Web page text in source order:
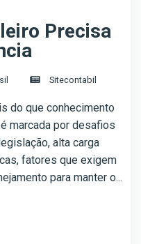
Precisa
Sitecontabil
do que conhecimento
marcada por desafios
alta carga
fatores que exigem
para manter o...